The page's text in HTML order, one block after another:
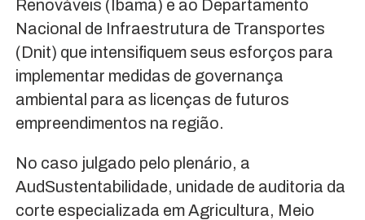
Renováveis (Ibama) e ao Departamento
Nacional de Infraestrutura de Transportes
(Dnit) que intensifiquem seus esforços para
implementar medidas de governança
ambiental para as licenças de futuros
empreendimentos na região.
No caso julgado pelo plenário, a
AudSustentabilidade, unidade de auditoria da
corte especializada em Agricultura, Meio